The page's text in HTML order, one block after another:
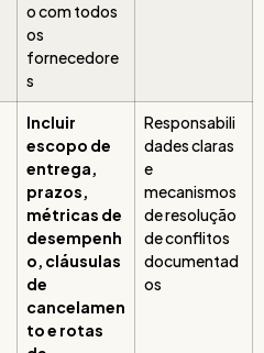
o com todos
os
fornecedore
s
Incluir
escopo de
entrega,
prazos,
métricas de
desempenh
o, cláusulas
de
cancelamen
to e rotas
Responsabili
dades claras
e
mecanismos
de resolução
de conflitos
documentad
os